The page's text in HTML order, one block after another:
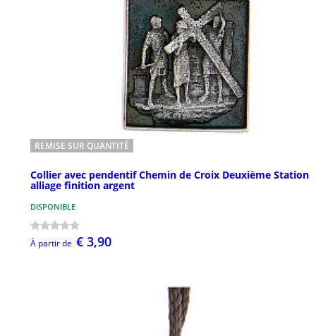
REMISE SUR QUANTITÉ
Collier avec pendentif Chemin de Croix Deuxième Station
alliage finition argent
DISPONIBLE
À partir de € 3,90